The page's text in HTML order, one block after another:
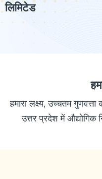
लिमिटेड
हमारा लक्ष्य, उच्चतम
उत्तर प्रदेश में औद्योगिक